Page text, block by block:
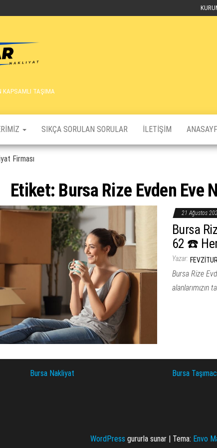
KAPSAMLI TAŞIMA
SIKÇA SORULAN SORULAR İLETIŞIM
Firması
Etiket: Bursa Rize Evden Eve
21 Ağustos
Bursa
62 ☎️
Yazar:
Bursa Rize
alanlarımızın
Bursa Nakliyat Bursa
WordPress gururla sunar Tema: Envo